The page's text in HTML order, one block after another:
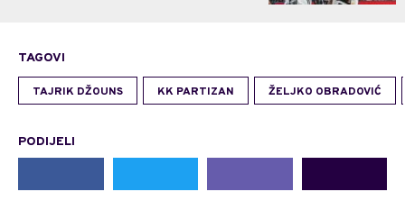
TAGOVI
TAJRIK DŽOUNS KK PARTIZAN ŽELJKO OBRADOVIĆ
PODIJELI